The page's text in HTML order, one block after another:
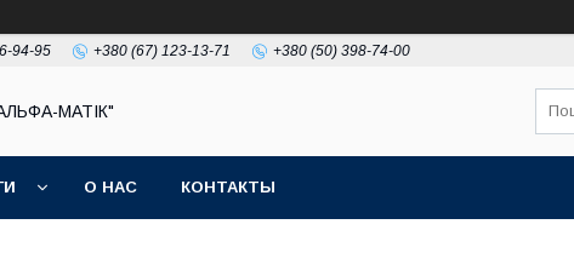
94-95 +380 (67) 123-13-71 +380 (50) 398-74-00
МАТІК"
О НАС КОНТАКТЫ